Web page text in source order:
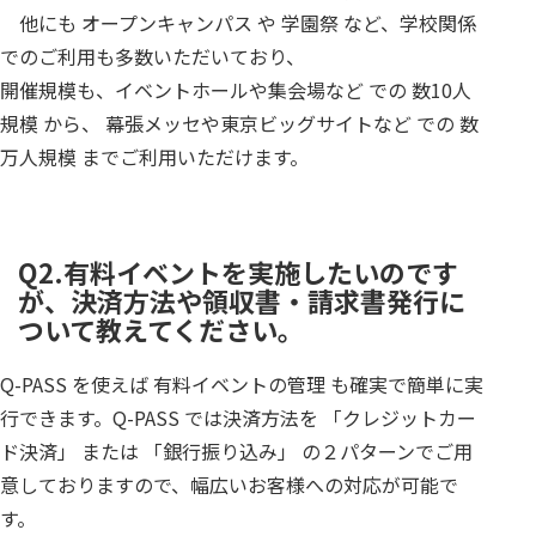
他にも オープンキャンパス や 学園祭 など、学校関係
でのご利用も多数いただいており、
開催規模も、イベントホールや集会場など での 数10人
規模 から、 幕張メッセや東京ビッグサイトなど での 数
万人規模 までご利用いただけます。
Q2.有料イベントを実施したいのです
が、決済方法や領収書・請求書発行に
ついて教えてください。
Q-PASS を使えば 有料イベントの管理 も確実で簡単に実
行できます。Q-PASS では決済方法を 「クレジットカー
ド決済」 または 「銀行振り込み」 の２パターンでご用
意しておりますので、幅広いお客様への対応が可能で
す。